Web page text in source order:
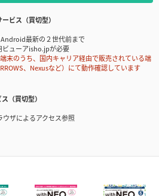
ビス（買切型）
最新の２世代前まで
ューアisho.jpが必要
のうち、国内キャリア経由で販売されている端
、Nexusなど）にて動作確認しています
（買切型）
ザによるアクセス参照